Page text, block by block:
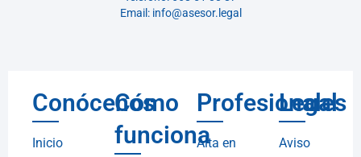
Email: info@asesor.legal
Conócenos
Inicio
Cómo
funciona
Profesionales
Alta en
Legal
Aviso